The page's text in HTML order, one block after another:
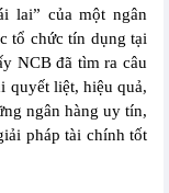
lai” của một ngân
tổ chức tín dụng tại
NCB đã tìm ra câu
quyết liệt, hiệu quả,
ngân hàng uy tín,
pháp tài chính tốt